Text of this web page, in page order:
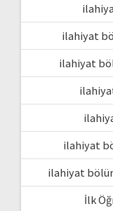
ilahiyat
ilahiyat
ilahiyat
ilahiyat
İlk